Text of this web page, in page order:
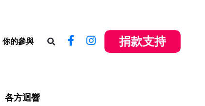
你的參與 捐款支持
各方迴響